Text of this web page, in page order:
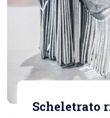
Scheletrato